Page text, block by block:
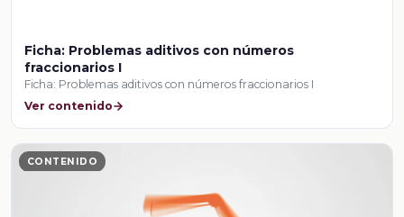
Ficha: Problemas aditivos con números
fraccionarios I
Ficha: Problemas aditivos con números fraccionarios I
Ver contenido
CONTENIDO